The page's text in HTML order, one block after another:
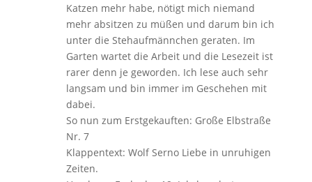
Katzen mehr habe, nötigt mich niemand
mehr absitzen zu müßen und darum bin ich
unter die Stehaufmännchen geraten. Im
Garten wartet die Arbeit und die Lesezeit ist
rarer denn je geworden. Ich lese auch sehr
langsam und bin immer im Geschehen mit
dabei.
So nun zum Erstgekauften: Große Elbstraße
Nr. 7
Klappentext: Wolf Serno Liebe in unruhigen
Zeiten.